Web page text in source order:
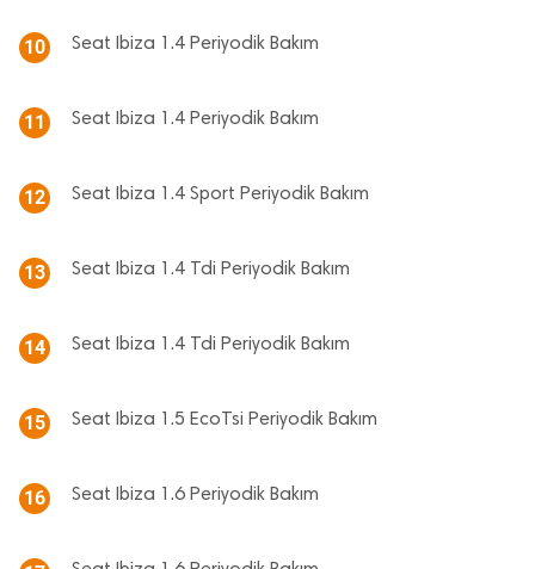
10 Seat Ibiza 1.4 Periyodik Bakım
11 Seat Ibiza 1.4 Periyodik Bakım
12 Seat Ibiza 1.4 Sport Periyodik Bakım
13 Seat Ibiza 1.4 Tdi Periyodik Bakım
14 Seat Ibiza 1.4 Tdi Periyodik Bakım
15 Seat Ibiza 1.5 EcoTsi Periyodik Bakım
16 Seat Ibiza 1.6 Periyodik Bakım